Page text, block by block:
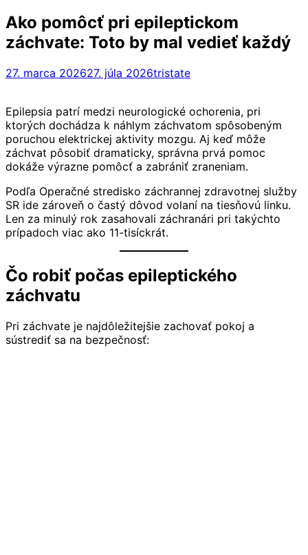
Ako pomôcť pri epileptickom
záchvate: Toto by mal vedieť každý
27. marca 202627. júla 2026tristate
Epilepsia patrí medzi neurologické ochorenia, pri
ktorých dochádza k náhlym záchvatom spôsobeným
poruchou elektrickej aktivity mozgu. Aj keď môže
záchvat pôsobiť dramaticky, správna prvá pomoc
dokáže výrazne pomôcť a zabrániť zraneniam.
Podľa Operačné stredisko záchrannej zdravotnej služby
SR ide zároveň o častý dôvod volaní na tiesňovú linku.
Len za minulý rok zasahovali záchranári pri takýchto
prípadoch viac ako 11-tisíckrát.
Čo robiť počas epileptického
záchvatu
Pri záchvate je najdôležitejšie zachovať pokoj a
sústrediť sa na bezpečnosť: